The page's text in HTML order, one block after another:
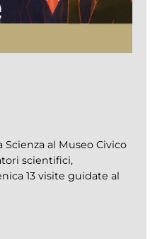
al Museo Civico
scientifici,
13 visite guidate al